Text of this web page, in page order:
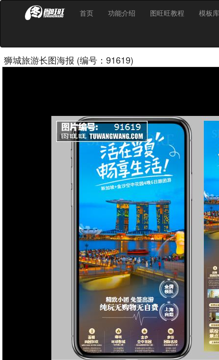
首页 功能介绍 图旺旺教程 模板库
狮城旅游长图海报 (编号：91619)